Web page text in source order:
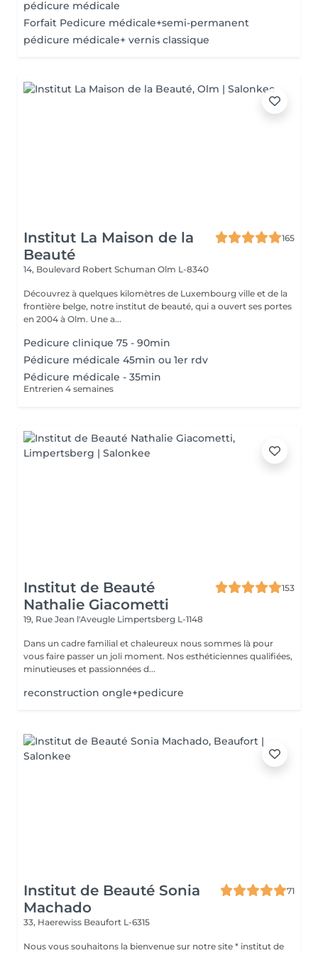
pédicure médicale
Forfait Pedicure médicale+semi-permanent
pédicure médicale+ vernis classique
Institut La Maison de la
Beauté
165
14, Boulevard Robert Schuman Olm L-8340
Découvrez à quelques kilomètres de Luxembourg ville et de la
frontière belge, notre institut de beauté, qui a ouvert ses portes
en 2004 à Olm. Une a...
Pedicure clinique 75 - 90min
Pédicure médicale 45min ou 1er rdv
Pédicure médicale - 35min
Entrerien 4 semaines
Institut de Beauté
Nathalie Giacometti
153
19, Rue Jean l'Aveugle Limpertsberg L-1148
Dans un cadre familial et chaleureux nous sommes là pour
vous faire passer un joli moment. Nos esthéticiennes qualifiées,
minutieuses et passionnées d...
reconstruction ongle+pedicure
Institut de Beauté Sonia
Machado
71
33, Haerewiss Beaufort L-6315
Nous vous souhaitons la bienvenue sur notre site * institut de